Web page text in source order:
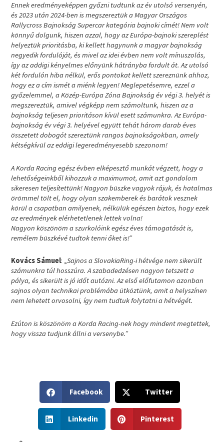
Ennek eredményeképpen győzni tudtunk az év utolsó versenyén,
és 2023 után 2024-ben is megszereztük a Magyar Országos
Rallycross Bajnokság Supercar kategória bajnoki címét! Nem volt
könnyű dolgunk, hiszen azzal, hogy az Európa-bajnoki szereplést
helyeztük prioritásba, ki kellett hagynunk a magyar bajnokság
negyedik fordulóját, és mivel az idei évben nem volt mínuszolás,
így az addigi kényelmes előnyünk hátrányba fordult át. Az utolsó
két fordulón hiba nélkül, erős pontokat kellett szereznünk ahhoz,
hogy ez a cím ismét a miénk legyen! Meglepetésemre, ezzel a
győzelemmel, a Közép-Európa Zóna Bajnokság év végi 3. helyét is
megszereztük, amivel végképp nem számoltunk, hiszen az a
bajnokság teljesen prioritáson kívül esett számunkra. Az Európa-
bajnokság év végi 3. helyével együtt tehát három darab éves
összetett dobogót szereztünk rangos bajnokságokban, amely
kétségkívül az eddigi legeredményesebb szezonom!
A Korda Racing egész évben elképesztő munkát végzett, hogy a
lehetőségeinkből kihozzuk a maximumot, amit azt gondolom
sikeresen teljesítettünk! Nagyon büszke vagyok rájuk, és hatalmas
örömmel tölt el, hogy olyan szakemberek és barátok vesznek
körül a csapatban amilyenek, nélkülük egészen biztos, hogy ezek
az eredmények elérhetetlenek lettek volna!
Nagyon köszönöm a szurkolóink egész éves támogatását is,
remélem büszkévé tudtok tenni őket is!”
Kovács Sámuel: „Sajnos a SlovakiaRing-i hétvége nem sikerült
számunkra túl hosszúra. A szabadedzésen nagyon tetszett a
pálya, és sikerült is jó időt autózni. Az első előfutamon azonban
sajnos olyan technikai problémába ütköztünk, amit a helyszínen
nem lehetett orvosolni, így nem tudtuk folytatni a hétvégét.
Ezúton is köszönöm a Korda Racing-nek hogy mindent megtettek,
hogy vissza tudjunk állni a versenybe.”
h
r
Facebook
h
Twitter
h
Linkedin
h
Pinterest